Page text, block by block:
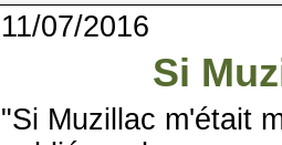
11/07/2016
Si
"Si Muzillac m'était